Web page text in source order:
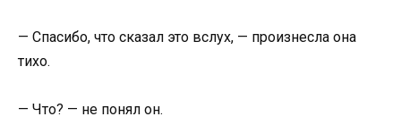
— Спасибо, что сказал это вслух, — произнесла она
тихо.
— Что? — не понял он.